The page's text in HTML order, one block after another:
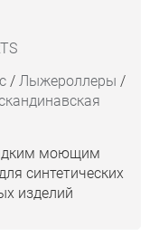
/Лыжероллеры /
моющим
синтетических
изделий